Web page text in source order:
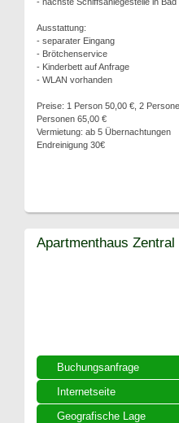
Ausstattung:
- separater Eingang
- Brötchenservice
- Kinderbett auf Anfrage
- WLAN vorhanden
Preise: 1 Person 50,00 €, 2
Personen 65,00 €
Vermietung: ab 5 Übernachtungen
Endreinigung 30€
Buchungsanfrage
Internetseite
Geografische Lage
Apartmenthaus Zentral